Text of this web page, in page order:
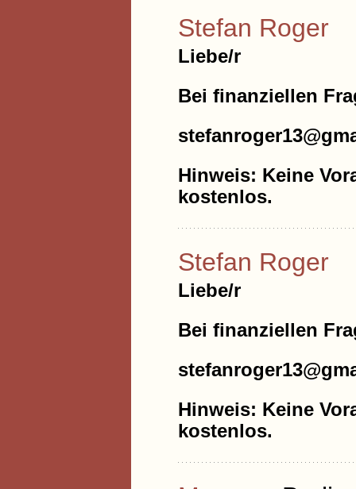
Stefan Roger
Liebe/r
Bei finanziellen
Hinweis: Keine
kostenlos.
Stefan Roger
Liebe/r
Bei finanziellen
Hinweis: Keine
kostenlos.